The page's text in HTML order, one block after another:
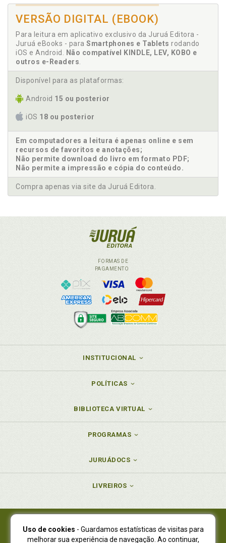
VERSÃO DIGITAL (EBOOK)
Para leitura em aplicativo exclusivo da Juruá Editora -
Juruá eBooks - para Smartphones e Tablets rodando
iOS e Android.
Não compatível KINDLE, LEV, KOBO e
outros e-Readers
Disponível para as plataformas:
Android 15 ou posterior
iOS 18 ou posterior
Em computadores a leitura é apenas online e sem
recursos de favoritos e anotações;
Não permite download do livro em formato PDF;
Não permite a impressão e cópia do conteúdo.
Compra apenas via site da Juruá Editora.
FORMAS DE
PAGAMENTO
INSTITUCIONAL
POLÍTICAS
BIBLIOTECA VIRTUAL
PROGRAMAS
JURUÁDOCS
LIVREIROS
Juruá Editora Ltda., CNPJ 77.535.508/0001-19
Uso de cookies - Guardamos estatísticas de visitas para
melhorar sua experiência de navegação. Ao continuar,